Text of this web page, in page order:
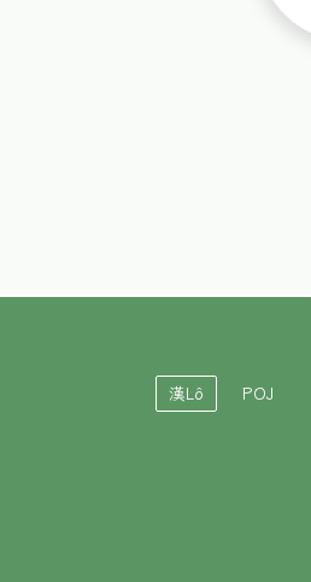
漢Lô POJ